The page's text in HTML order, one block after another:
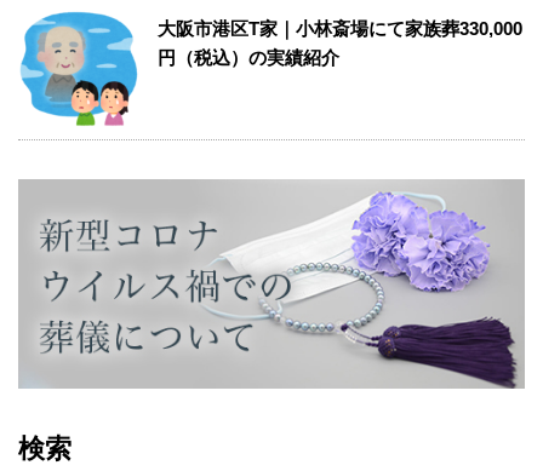
大阪市港区T家｜小林斎場にて家族葬330,000
円（税込）の実績紹介
検索